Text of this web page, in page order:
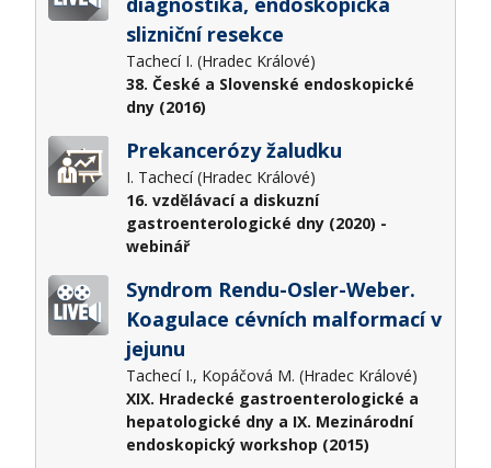
slizniční resekce
Tachecí I. (Hradec Králové)
38. České a Slovenské endoskopické
dny (2016)
Prekancerózy žaludku
I. Tachecí (Hradec Králové)
16. vzdělávací a diskuzní
gastroenterologické dny (2020) -
webinář
Syndrom Rendu-Osler-Weber.
Koagulace cévních malformací v
jejunu
Tachecí I., Kopáčová M. (Hradec Králové)
XIX. Hradecké gastroenterologické a
hepatologické dny a IX. Mezinárodní
endoskopický workshop (2015)